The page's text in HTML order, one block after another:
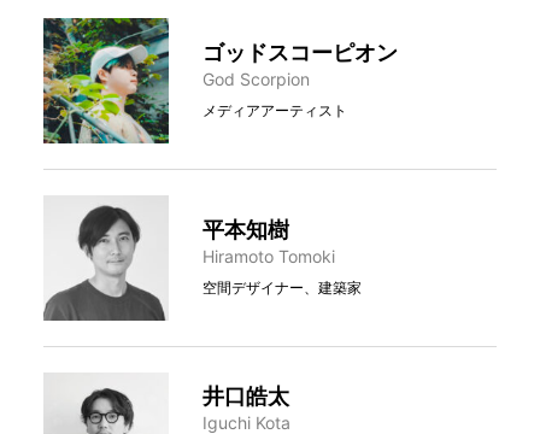
ゴッドスコーピオン
God Scorpion
メディアアーティスト
平本知樹
Hiramoto Tomoki
空間デザイナー、建築家
井口皓太
Iguchi Kota